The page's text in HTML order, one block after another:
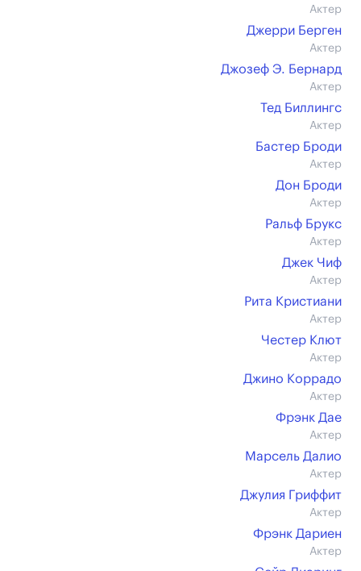
Актер
Джерри Берген
Актер
Джозеф Э. Бернард
Актер
Тед Биллингс
Актер
Бастер Броди
Актер
Дон Броди
Актер
Ральф Брукс
Актер
Джек Чиф
Актер
Рита Кристиани
Актер
Честер Клют
Актер
Джино Коррадо
Актер
Фрэнк Дае
Актер
Марсель Далио
Актер
Джулия Гриффит
Актер
Фрэнк Дариен
Актер